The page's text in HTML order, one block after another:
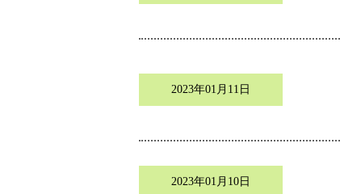
2023年01月11日
2023年01月10日